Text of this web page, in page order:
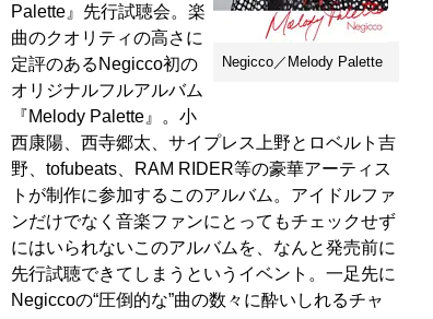
Negicco／Melody Palette
Palette』先行試聴会。楽
曲のクオリティの高さに
定評のあるNegicco初の
オリジナルフルアルバム
『Melody Palette』。小
西康陽、西寺郷太、サイプレス上野とロベルト吉
野、tofubeats、RAM RIDER等の豪華アーティス
トが制作に参加するこのアルバム。アイドルファ
ンだけでなく音楽ファンにとってもチェックせず
にはいられないこのアルバムを、なんと発売前に
先行試聴できてしまうというイベント。一足先に
Negiccoの“圧倒的な”曲の数々に酔いしれるチャ